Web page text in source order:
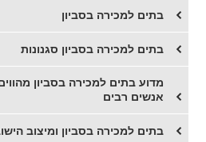
​בתים למכירה בסביון
בתים למכירה בסביון סגנונות
​מדוע בתים למכירה בסביון
אנשים רבים
בתים למכירה בסביון ומיצוב